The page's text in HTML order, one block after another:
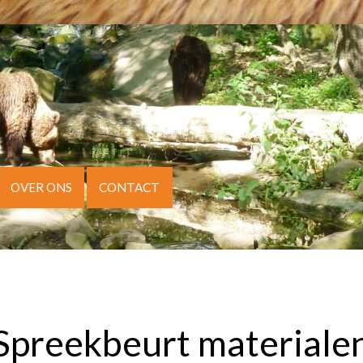
OVER ONS CONTACT
BEDANKT CONTACT MIJN